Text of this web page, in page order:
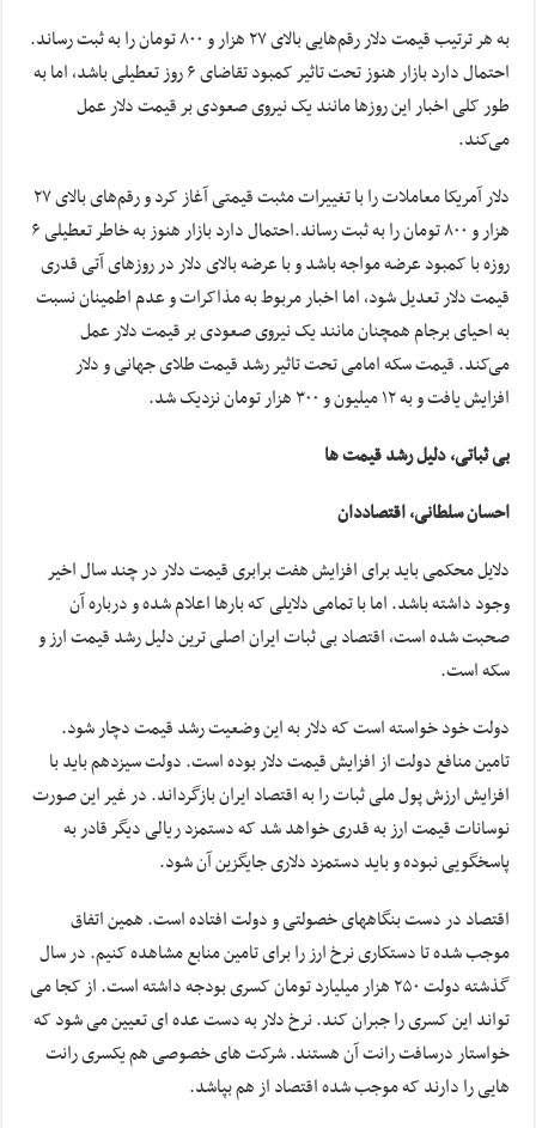
به هر ترتیب قیمت دلار رقم‌هایی بالای ۲۷ هزار و ۸۰۰ تومان را به ثبت رساند.
احتمال دارد بازار هنوز تحت تاثیر کمبود تقاضای ۶ روز تعطیلی باشد، اما به
طور کلی اخبار این روزها مانند یک نیروی صعودی بر قیمت دلار عمل
می‌کند.
دلار آمریکا معاملات را با تغییرات مثبت قیمتی آغاز کرد و رقم‌های بالای ۲۷
هزار و ۸۰۰ تومان را به ثبت رساند.️احتمال دارد بازار هنوز به خاطر تعطیلی ۶
روزه با کمبود عرضه مواجه باشد و با عرضه بالای دلار در روزهای آتی قدری
قیمت دلار تعدیل شود، اما اخبار مربوط به مذاکرات و عدم اطمینان نسبت
به احیای برجام همچنان مانند یک نیروی صعودی بر قیمت دلار عمل
می‌کند. قیمت سکه امامی تحت تاثیر رشد قیمت طلای جهانی و دلار
افزایش یافت و به ۱۲ میلیون و ۳۰۰ هزار تومان نزدیک شد.
بی ثباتی، دلیل رشد قیمت ها
احسان سلطانی، اقتصاددان
دلایل محکمی باید برای افزایش هفت برابری قیمت دلار در چند سال اخیر
وجود داشته باشد. اما با تمامی دلایلی که بارها اعلام شده و درباره آن
صحبت شده است، اقتصاد بی ثبات ایران اصلی ترین دلیل رشد قیمت ارز و
سکه است.
دولت خود خواسته است که دلار به این وضعیت رشد قیمت دچار شود.
تامین منافع دولت از افزایش قیمت دلار بوده است. دولت سیزدهم باید با
افزایش ارزش پول ملی ثبات را به اقتصاد ایران بازگرداند. در غیر این صورت
نوسانات قیمت ارز به قدری خواهد شد که دستمزد ریالی دیگر قادر به
پاسخگویی نبوده و باید دستمزد دلاری جایگزین آن شود.
اقتصاد در دست بنگاههای خصولتی و دولت افتاده است. همین اتفاق
موجب شده تا دستکاری نرخ ارز را برای تامین منابع مشاهده کنیم. در سال
گذشته دولت ۲۵۰ هزار میلیارد تومان کسری بودجه داشته است. از کجا می
تواند این کسری را جبران کند. نرخ دلار به دست عده ای تعیین می شود که
خواستار درسافت رانت آن هستند. شرکت های خصوصی هم یکسری رانت
هایی را دارند که موجب شده اقتصاد از هم بپاشد.